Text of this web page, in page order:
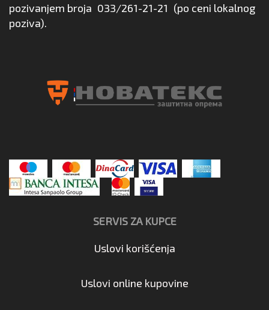
pozivanjem broja 033/261-21-21 (po ceni lokalnog
poziva).
SERVIS ZA KUPCE
Uslovi korišćenja
Uslovi online kupovine